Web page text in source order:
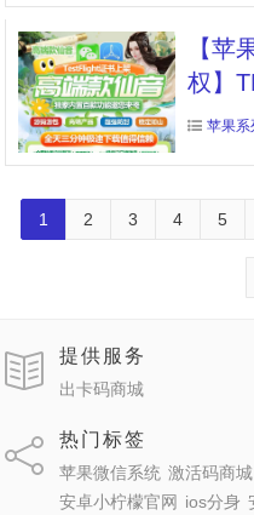
【苹
权】
团队
苹果系
1 2 3 4 5
提供服务
出卡码商城
热门标签
苹果微信系统 激活码商城
安卓小柠檬官网 ios分身